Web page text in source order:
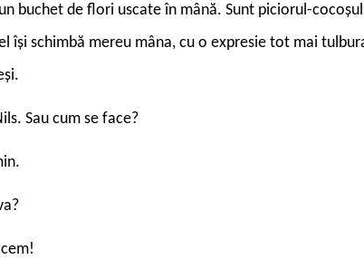
buchet de flori uscate în mână. Sunt piciorul-
își schimbă mereu mâna, cu o expresie tot mai
Sau cum se face?